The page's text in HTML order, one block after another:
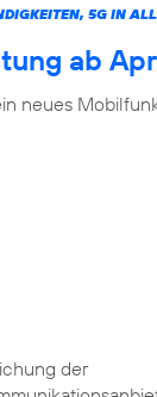
5G IN
ab
neues
der